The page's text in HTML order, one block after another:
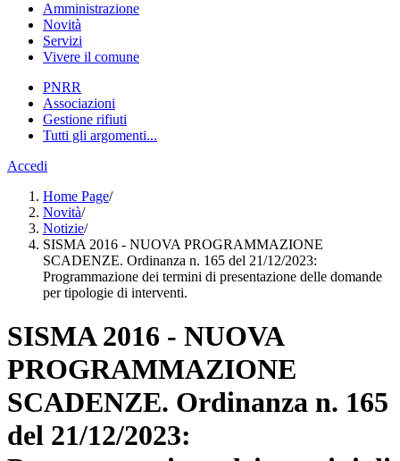
Amministrazione
Novità
Servizi
Vivere il comune
PNRR
Associazioni
Gestione rifiuti
Tutti gli argomenti...
Accedi
Home Page/
Novità/
Notizie/
SISMA 2016 - NUOVA PROGRAMMAZIONE
SCADENZE. Ordinanza n. 165 del 21/12/2023:
Programmazione dei termini di presentazione delle domande
per tipologie di interventi.
SISMA 2016 - NUOVA
PROGRAMMAZIONE
SCADENZE. Ordinanza n. 165
del 21/12/2023: